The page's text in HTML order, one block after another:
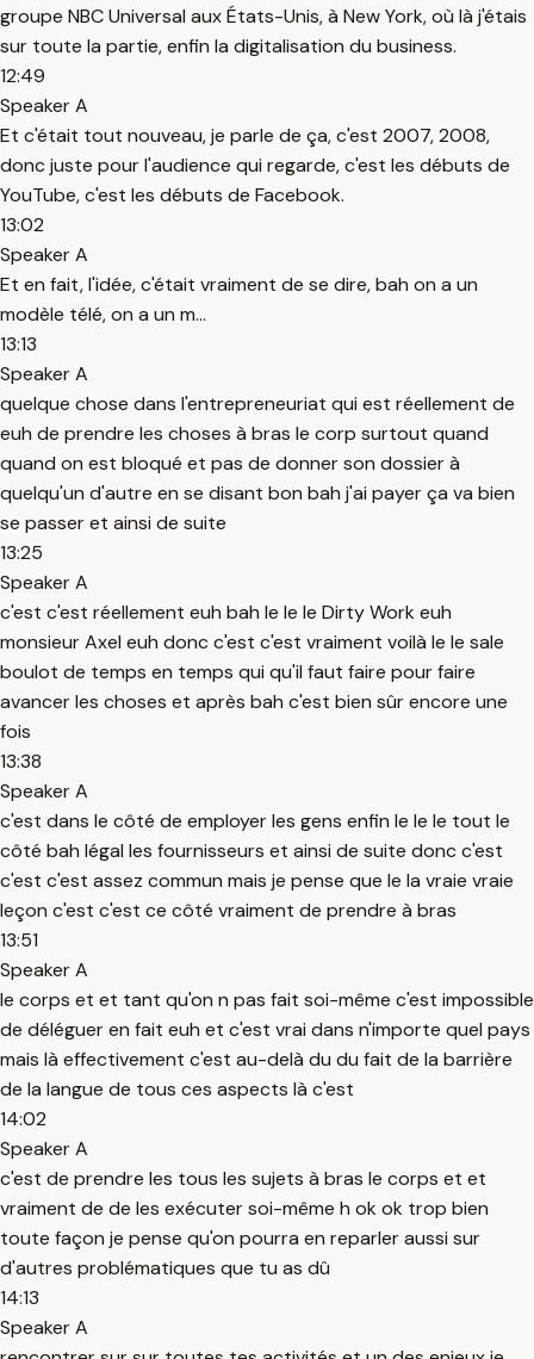
groupe NBC Universal aux États-Unis, à New York, où là j'étais
sur toute la partie, enfin la digitalisation du business.
12:49
Speaker A
Et c'était tout nouveau, je parle de ça, c'est 2007, 2008,
donc juste pour l'audience qui regarde, c'est les débuts de
YouTube, c'est les débuts de Facebook.
13:02
Speaker A
Et en fait, l'idée, c'était vraiment de se dire, bah on a un
modèle télé, on a un m...
13:13
Speaker A
quelque chose dans l'entrepreneuriat qui est réellement de
euh de prendre les choses à bras le corp surtout quand
quand on est bloqué et pas de donner son dossier à
quelqu'un d'autre en se disant bon bah j'ai payer ça va bien
se passer et ainsi de suite
13:25
Speaker A
c'est c'est réellement euh bah le le le Dirty Work euh
monsieur Axel euh donc c'est c'est vraiment voilà le le sale
boulot de temps en temps qui qu'il faut faire pour faire
avancer les choses et après bah c'est bien sûr encore une
fois
13:38
Speaker A
c'est dans le côté de employer les gens enfin le le le tout le
côté bah légal les fournisseurs et ainsi de suite donc c'est
c'est c'est assez commun mais je pense que le la vraie vraie
leçon c'est c'est ce côté vraiment de prendre à bras
13:51
Speaker A
le corps et et tant qu'on n pas fait soi-même c'est impossible
de déléguer en fait euh et c'est vrai dans n'importe quel pays
mais là effectivement c'est au-delà du du fait de la barrière
de la langue de tous ces aspects là c'est
14:02
Speaker A
c'est de prendre les tous les sujets à bras le corps et et
vraiment de de les exécuter soi-même h ok ok trop bien
toute façon je pense qu'on pourra en reparler aussi sur
d'autres problématiques que tu as dû
14:13
Speaker A